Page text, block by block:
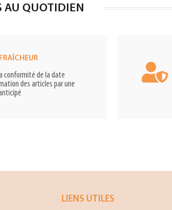
AU QUOTIDIEN
conformité de la date
des articles par une
LIENS UTILES